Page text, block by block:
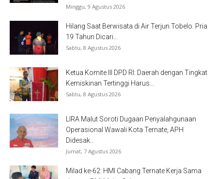
Minggu, 9 Agustus 2026
Hilang Saat Berwisata di Air Terjun Tobelo. Pria
19 Tahun Dicari...
Sabtu, 8 Agustus 2026
Ketua Komite III DPD RI: Daerah dengan Tingkat
Kemiskinan Tertinggi Harus...
Sabtu, 8 Agustus 2026
LIRA Malut Soroti Dugaan Penyalahgunaan
Operasional Wawali Kota Ternate, APH
Didesak...
Jumat, 7 Agustus 2026
Milad ke-62: HMI Cabang Ternate Kerja Sama